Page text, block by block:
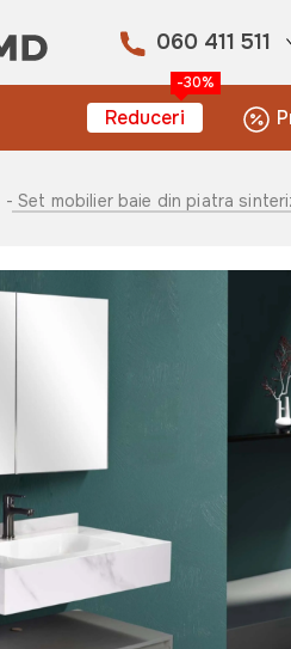
060 411 511
-30%
Reduceri
- Set mobilier baie din piatra